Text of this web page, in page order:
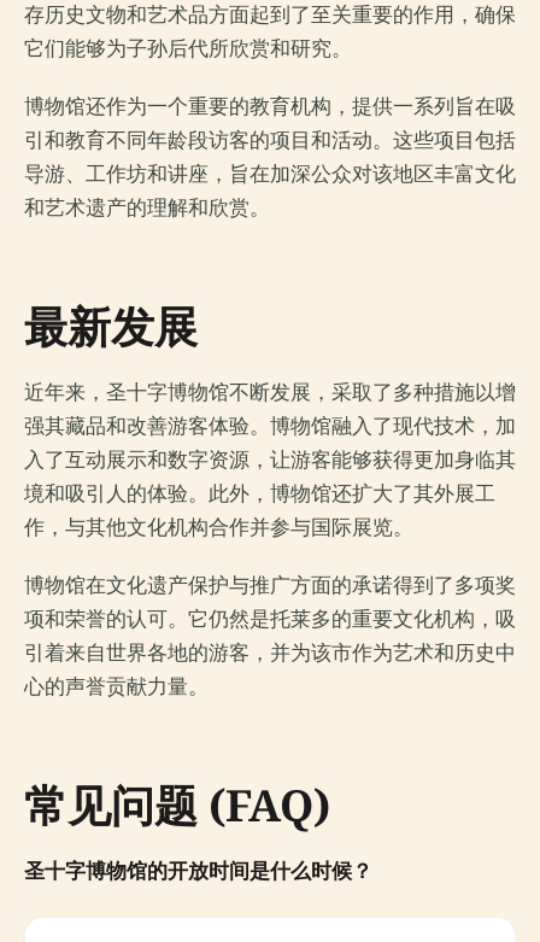
存历史文物和艺术品方面起到了至关重要的作用，确保
它们能够为子孙后代所欣赏和研究。
博物馆还作为一个重要的教育机构，提供一系列旨在吸
引和教育不同年龄段访客的项目和活动。这些项目包括
导游、工作坊和讲座，旨在加深公众对该地区丰富文化
和艺术遗产的理解和欣赏。
最新发展
近年来，圣十字博物馆不断发展，采取了多种措施以增
强其藏品和改善游客体验。博物馆融入了现代技术，加
入了互动展示和数字资源，让游客能够获得更加身临其
境和吸引人的体验。此外，博物馆还扩大了其外展工
作，与其他文化机构合作并参与国际展览。
博物馆在文化遗产保护与推广方面的承诺得到了多项奖
项和荣誉的认可。它仍然是托莱多的重要文化机构，吸
引着来自世界各地的游客，并为该市作为艺术和历史中
心的声誉贡献力量。
常见问题 (FAQ)
圣十字博物馆的开放时间是什么时候？